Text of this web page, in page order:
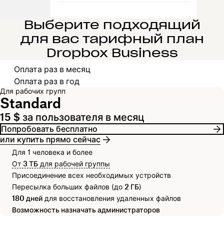
Выберите подходящий
для вас тарифный план
Dropbox Business
Выберите платежный цикл
Оплата раз в месяц
Оплата раз в год
Для рабочих групп
Standard
15 $ за пользователя в месяц
Попробовать бесплатно
или купить прямо сейчас
Для 1 человека и более
От 3 ТБ для рабочей группы
Присоединение всех необходимых устройств
Пересылка больших файлов (до 2 ГБ)
180 дней для восстановления удаленных файлов
Возможность назначать администраторов